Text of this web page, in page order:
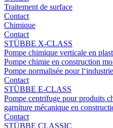
Traitement de surface
Contact
Chimique
Contact
STÜBBE X-CLASS
Pompe chimique verticale en
Pompe chimie en construction
Pompe normalisée pour
Contact
STÜBBE E-CLASS
Pompe centrifuge pour produits
garniture mécanique en
Contact
STÜBBE CLASSIC